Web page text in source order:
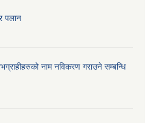
पलान
नाम नविकरण गराउने सम्बन्धि